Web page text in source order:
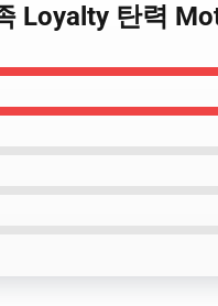
Loyalty 탄력